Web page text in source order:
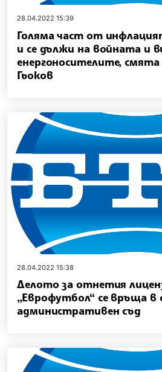
28.04.2022 15:39
Голяма част от
и се дължи на войната и
енергоносителите,
Гьоков
28.04.2022 15:38
Делото за отнетия
„Еврофутбол“ се връща в
административен съд